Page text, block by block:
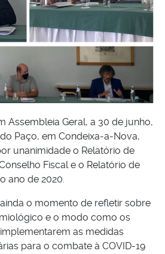
Assembleia Geral, a 30 de junho,
Paço, em Condeixa-a-Nova,
unanimidade o Relatório de
Fiscal e o Relatório de
ano de 2020.
o momento de refletir sobre
e o modo como os
as medidas
para o combate à COVID-19